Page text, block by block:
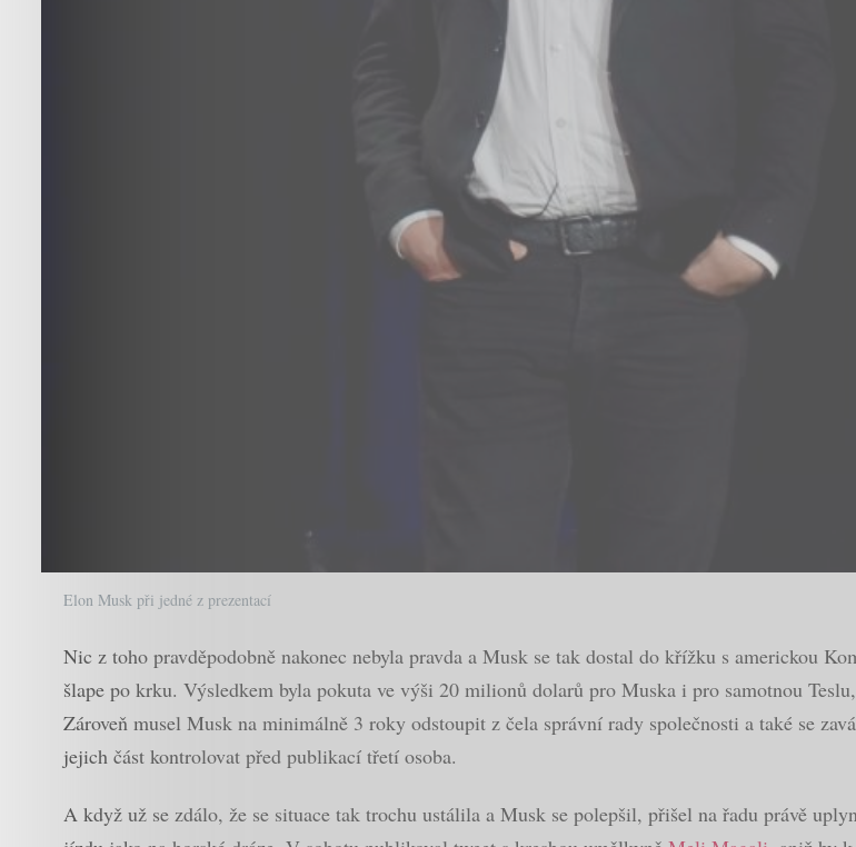
Elon Musk při jedné z prezentací
Nic z toho pravděpodobně nakonec nebyla pravda a Musk se tak dostal do křížku s americkou
šlape po krku. Výsledkem byla pokuta ve výši 20 milionů dolarů pro Muska i pro samotnou
Zároveň musel Musk na minimálně 3 roky odstoupit z čela správní rady společnosti a také se
jejich část kontrolovat před publikací třetí osoba.
A když už se zdálo, že se situace tak trochu ustálila a Musk se polepšil, přišel na řadu právě